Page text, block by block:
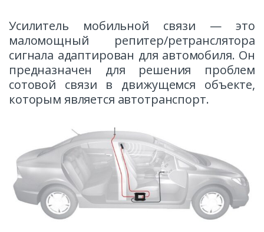
Усилитель мобильной связи — это
маломощный репитер/ретранслятора
сигнала адаптирован для автомобиля. Он
предназначен для решения проблем
сотовой связи в движущемся объекте,
которым является автотранспорт.